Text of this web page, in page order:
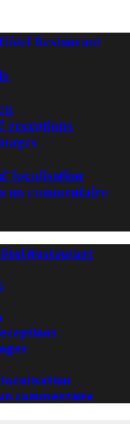
Restaurant
receptions
localisation
un commentaire
Restaurant
commentaire